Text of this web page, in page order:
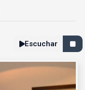
Escuchar